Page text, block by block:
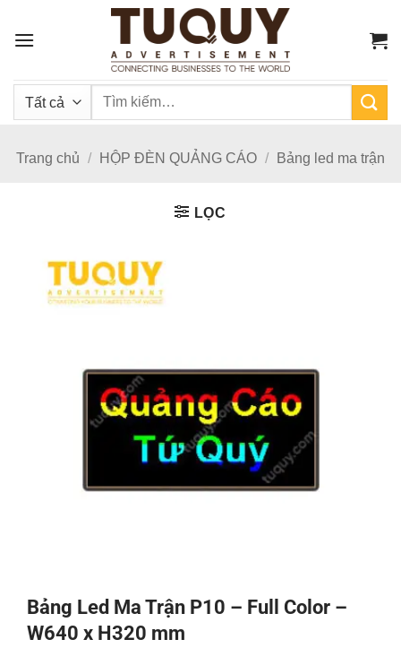
qua
Tìm
Trang chủ / HỘP ĐÈN QUẢNG CÁO / Bảng led ma trận
LỌC
Bảng Led Ma Trận P10 – Full Color –
W640 x H320 mm